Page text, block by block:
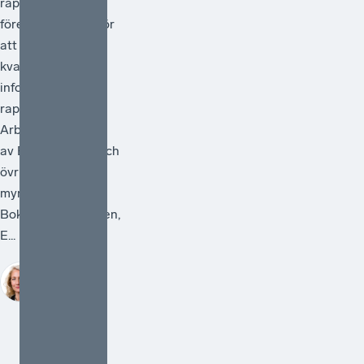
föreslå åtgärder för
att förstärka
kvaliteten i den
information som
rapporteras.
Arbetet ska ledas
av Bolagsverket och
övriga deltagande
myndigheter är
Bokföringsnämnden,
E...